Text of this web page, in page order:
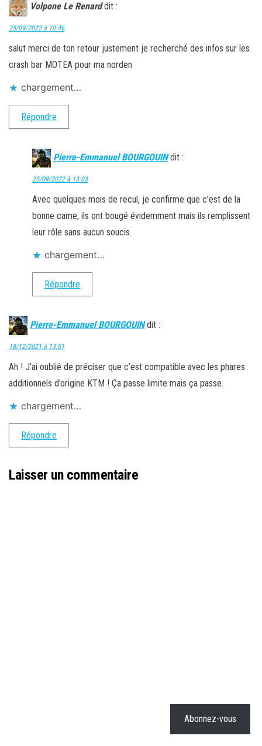
Volpone Le Renard dit :
25/09/2022 à 10:46
salut merci de ton retour justement je recherché des infos sur les
crash bar MOTEA pour ma norden
chargement…
Répondre
Pierre-Emmanuel BOURGOUIN dit :
25/09/2022 à 13:03
Avec quelques mois de recul, je confirme que c’est de la
bonne came, ils ont bougé évidemment mais ils remplissent
leur rôle sans aucun soucis.
chargement…
Répondre
Pierre-Emmanuel BOURGOUIN dit :
18/12/2021 à 13:01
Ah ! J’ai oublié de préciser que c’est compatible avec les phares
additionnels d’origine KTM ! Ça passe limite mais ça passe.
chargement…
Répondre
Laisser un commentaire
Abonnez-vous